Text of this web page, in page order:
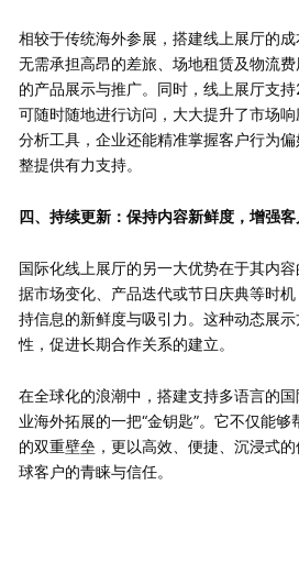
相较于传统海外参展，搭建线上展厅的
无需承担高昂的差旅、场地租赁及物流
的产品展示与推广。同时，线上展厅支
可随时随地进行访问，大大提升了市场
分析工具，企业还能精准掌握客户行为
整提供有力支持。
四、持续更新：保持内容新鲜度，增强
国际化线上展厅的另一大优势在于其内
据市场变化、产品迭代或节日庆典等时
持信息的新鲜度与吸引力。这种动态展
性，促进长期合作关系的建立。
在全球化的浪潮中，搭建支持多语言的
业海外拓展的一把“金钥匙”。它不仅能
的双重壁垒，更以高效、便捷、沉浸式
球客户的青睐与信任。